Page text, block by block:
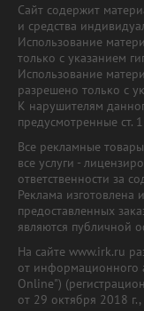
Сайт содержит
и средства
Использование
только с указанием
Использование
разрешено только с
К нарушителям
предусмотренные ст.
Все рекламные
все услуги -
ответственности за
Реклама
предоставленных
являются публичной
На сайте www.irk.ru
от информационного
Online")
от 29 октября 2018